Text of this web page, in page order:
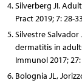
Silverberg JI.
Pract 2019; 7: 28-
Silvestre Salvador
dermatitis in
Immunol 2017; 27:
Bolognia JL,